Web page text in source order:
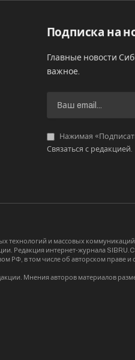
Подписка на
Главные новости
важное.
Нажимая
Связаться с редакцией.
технологий и массовых
Редакция интернет-журнала
РФ, в том числе об авторском
Мнения авторов материалов